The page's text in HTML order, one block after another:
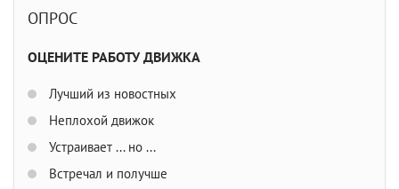
ОПРОС
ОЦЕНИТЕ РАБОТУ ДВИЖКА
Лучший из новостных
Неплохой движок
Устраивает ... но ...
Встречал и получше